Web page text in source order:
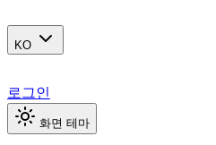
KO
로그인
화면 테마